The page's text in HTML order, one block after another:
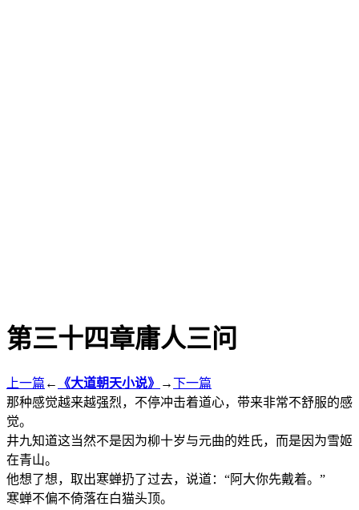
第三十四章庸人三问
上一篇 ← 《大道朝天小说》 →下一篇
那种感觉越来越强烈，不停冲击着道心，带来非常不舒服的感
觉。
井九知道这当然不是因为柳十岁与元曲的姓氏，而是因为雪姬
在青山。
他想了想，取出寒蝉扔了过去，说道：“阿大你先戴着。”
寒蝉不偏不倚落在白猫头顶。